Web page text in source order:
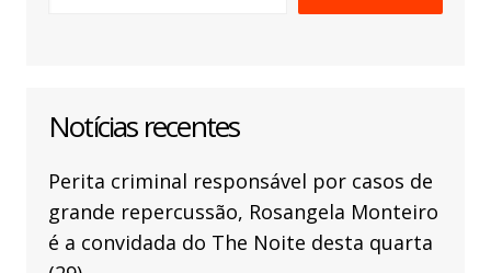
Notícias recentes
Perita criminal responsável por casos de
grande repercussão, Rosangela Monteiro
é a convidada do The Noite desta quarta